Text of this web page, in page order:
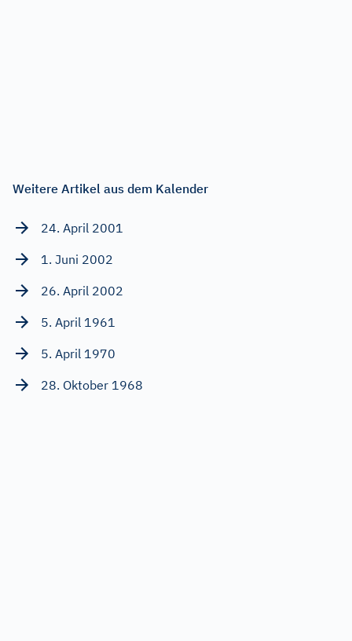
Weitere Artikel aus dem Kalender
24. April 2001
1. Juni 2002
26. April 2002
5. April 1961
5. April 1970
28. Oktober 1968